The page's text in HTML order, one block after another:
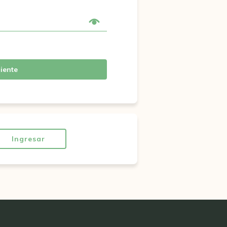
Ingresar